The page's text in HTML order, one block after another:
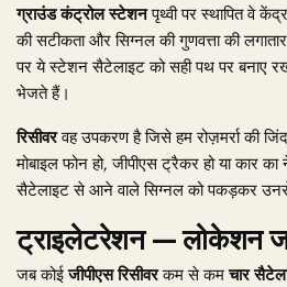
ग्राउंड कंट्रोल स्टेशनपृथ्वी पर स्थापित वे
की सटीकता और सिग्नल की गुणवत्ता की
पर ये स्टेशन सैटेलाइट को सही पथ पर बनाए
भेजते हैं।
रिसीवरवह उपकरण है जिसे हम रोज़मर्रा की
मोबाइल फोन हो, जीपीएस ट्रैकर हो या कार
सैटेलाइट से आने वाले सिग्नल को पकड़कर उनसे
ट्राइलेटरेशन — लोकेशन
जब कोईजीपीएस रिसीवरकम से कमचार